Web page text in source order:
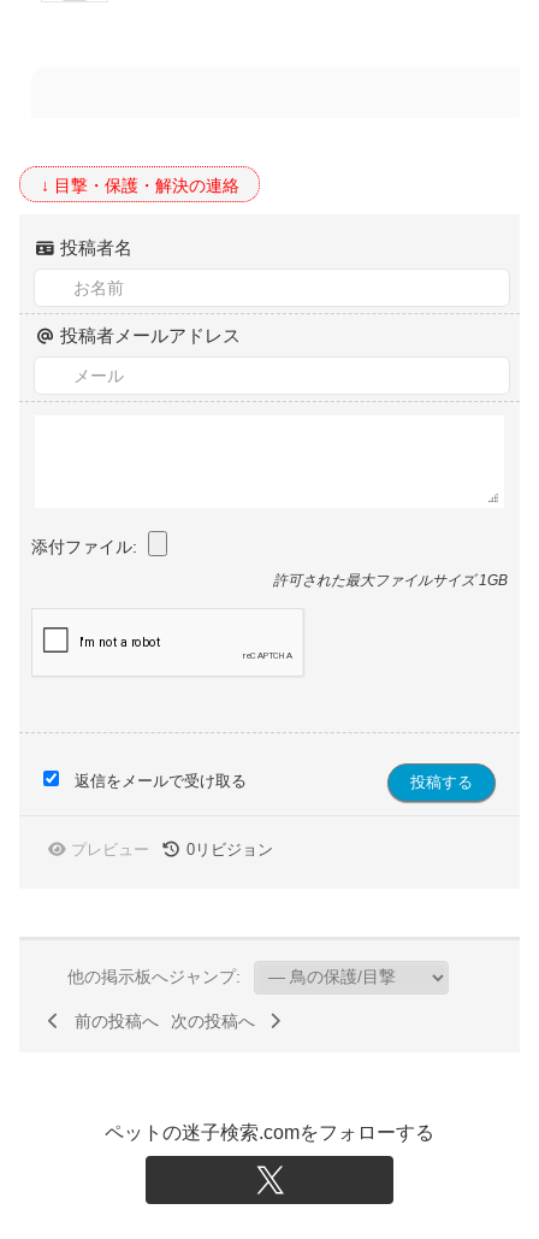
投稿者名
投稿者メールアドレス
添付ファイル:
許可された最大ファイルサイズ 1GB
返信をメールで受け取る
プレビュー 0リビジョン
他の掲示板へジャンプ:
前の投稿へ 次の投稿へ
ペットの迷子検索.comをフォローする